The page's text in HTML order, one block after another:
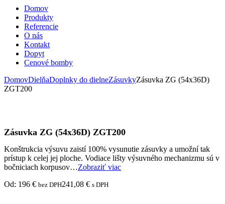
Domov
Produkty
Referencie
O nás
Kontakt
Dopyt
Cenové bomby
DomovDielňaDoplnky do dielneZásuvkyZásuvka ZG (54x36D)
ZGT200
Zásuvka ZG (54x36D) ZGT200
Konštrukcia výsuvu zaistí 100% vysunutie zásuvky a umožní tak
prístup k celej jej ploche. Vodiace lišty výsuvného mechanizmu sú v
bočniciach korpusov…Zobraziť viac
Od: 196 € bez DPH241,08 € s DPH